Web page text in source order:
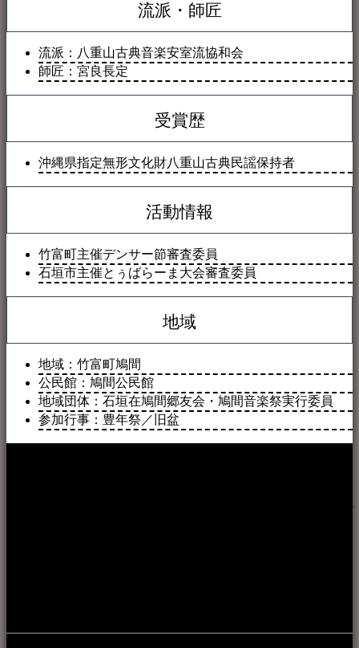
流派・師匠
流派：八重山古典音楽安室流協和会
師匠：宮良長定
受賞歴
沖縄県指定無形文化財八重山古典民謡保持者
活動情報
竹富町主催デンサー節審査委員
石垣市主催とぅばらーま大会審査委員
地域
地域：竹富町鳩間
公民館：鳩間公民館
地域団体：石垣在鳩間郷友会・鳩間音楽祭実行委員
参加行事：豊年祭／旧盆